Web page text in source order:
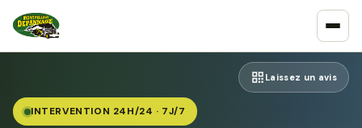
Laissez un avis
INTERVENTION 24H/24 · 7J/7